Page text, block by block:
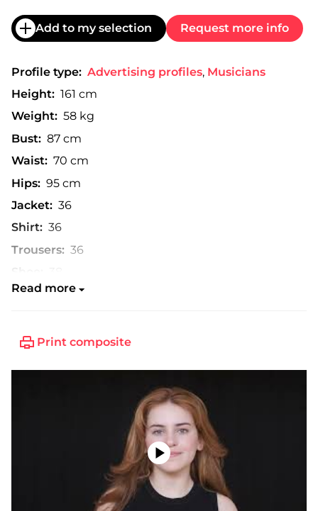
Add to my selection Request more info
Profile type: Advertising profiles, Musicians
Height: 161 cm
Weight: 58 kg
Bust: 87 cm
Waist: 70 cm
Hips: 95 cm
Jacket: 36
Shirt: 36
Trousers: 36
Read more
Print composite